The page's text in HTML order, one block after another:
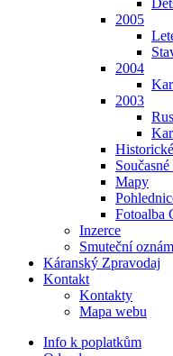
2005
2004
2003
Mapy
Fotoalba
Inzerce
Smuteční
Káranský Zpravodaj
Kontakt
Kontakty
Mapa webu
Info k poplatkům